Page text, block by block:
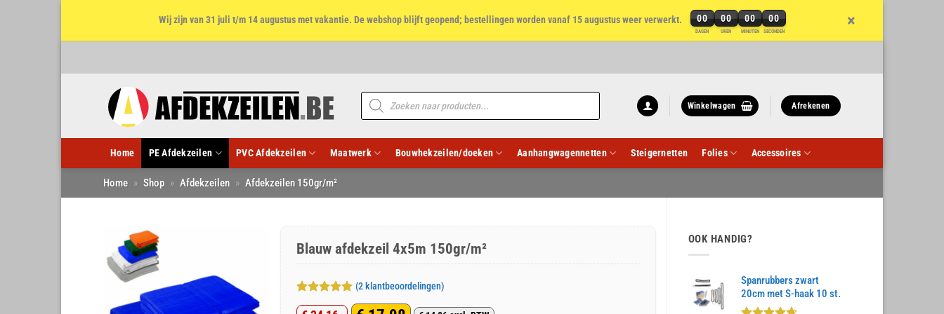
Wij zijn van 31 juli t/m 14 augustus met vakantie. De webshop blijft geopend; bestellingen worden vanaf 15 augustus weer verwerkt. 00
DAGEN
00
UREN
00
MINUTEN
00
SECONDEN
×
Producten
zoeken
Winkelwagen Afrekenen
Home PE Afdekzeilen PVC Afdekzeilen Maatwerk Bouwhekzeilen/doeken Aanhangwagennetten Steigernetten Folies Accessoires
Home » Shop » Afdekzeilen » Afdekzeilen 150gr/m²
OOK HANDIG?
Spanrubbers zwart
20cm met S-haak 10 st.
Blauw afdekzeil 4x5m 150gr/m²
Gewaardeerd
2
(2 klantbeoordelingen)